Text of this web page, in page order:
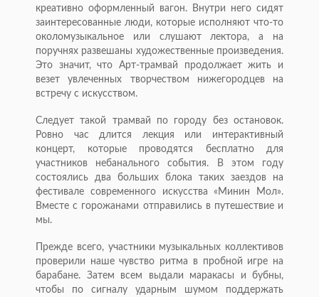
креативно оформленный вагон. Внутри него сидят
заинтересованные люди, которые исполняют что-то
околомузыкальное или слушают лектора, а на
поручнях развешаны художественные произведения.
Это значит, что Арт-трамвай продолжает жить и
везет увлеченных творчеством нижегородцев на
встречу с искусством.
Следует такой трамвай по городу без остановок.
Ровно час длится лекция или интерактивный
концерт, которые проводятся бесплатно для
участников небанального события. В этом году
состоялись два больших блока таких заездов на
фестивале современного искусства «Минин Мол».
Вместе с горожанами отправились в путешествие и
мы.
Прежде всего, участники музыкальных коллективов
проверили наше чувство ритма в пробной игре на
барабане. Затем всем выдали маракасы и бубны,
чтобы по сигналу ударным шумом поддержать